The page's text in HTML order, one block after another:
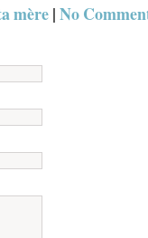
mère|No